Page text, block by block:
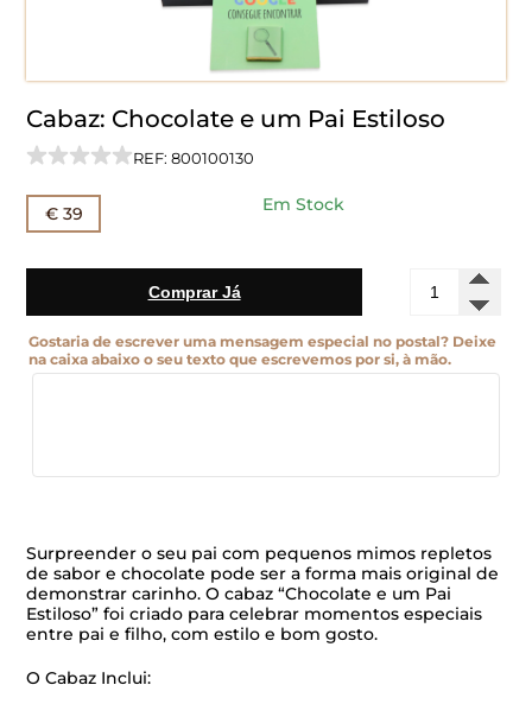
Cabaz: Chocolate e um Pai Estiloso
REF: 800100130
€ 39 Em Stock
Comprar Já
Quantidade
de
Chocolate
e
Gostaria de escrever uma mensagem especial no postal? Deixe
na caixa abaixo o seu texto que escrevemos por si, à mão.
Surpreender o seu pai com pequenos mimos repletos
de sabor e chocolate pode ser a forma mais original de
demonstrar carinho. O cabaz “Chocolate e um Pai
Estiloso” foi criado para celebrar momentos especiais
entre pai e filho, com estilo e bom gosto.
O Cabaz Inclui: